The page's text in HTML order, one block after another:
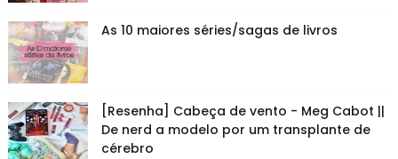
As 10 maiores séries/sagas de livros
[Resenha] Cabeça de vento - Meg Cabot ||
De nerd a modelo por um transplante de
cérebro